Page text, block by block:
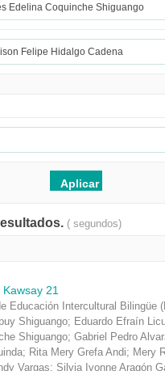
( segundos)
21
Educación Intercultural Bilingüe
Shiguango; Eduardo Efraín
Shiguango; Gabriel Pedro
; Rita Mery Grefa Andi; Mery
Vargas; Silvia Ivonne Aragón